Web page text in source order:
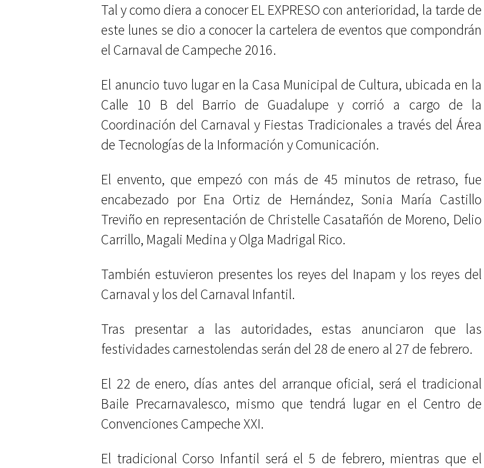
Tal y como diera a conocer EL EXPRESO con anterioridad, la tarde de
este lunes se dio a conocer la cartelera de eventos que compondrán
el Carnaval de Campeche 2016.
El anuncio tuvo lugar en la Casa Municipal de Cultura, ubicada en la
Calle 10 B del Barrio de Guadalupe y corrió a cargo de la
Coordinación del Carnaval y Fiestas Tradicionales a través del Área
de Tecnologías de la Información y Comunicación.
El envento, que empezó con más de 45 minutos de retraso, fue
encabezado por Ena Ortiz de Hernández, Sonia María Castillo
Treviño en representación de Christelle Casatañón de Moreno, Delio
Carrillo, Magali Medina y Olga Madrigal Rico.
También estuvieron presentes los reyes del Inapam y los reyes del
Carnaval y los del Carnaval Infantil.
Tras presentar a las autoridades, estas anunciaron que las
festividades carnestolendas serán del 28 de enero al 27 de febrero.
El 22 de enero, días antes del arranque oficial, será el tradicional
Baile Precarnavalesco, mismo que tendrá lugar en el Centro de
Convenciones Campeche XXI.
El tradicional Corso Infantil será el 5 de febrero, mientras que el